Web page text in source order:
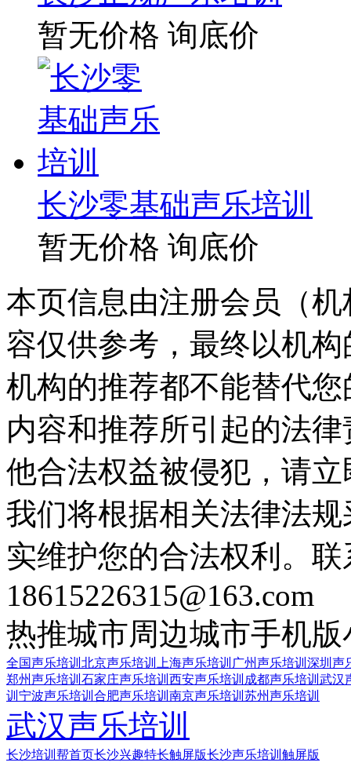
暂无价格 询底价
长沙零基础声乐培训
暂无价格 询底价
本页信息由注册会员（
容仅供参考，最终以机
机构的推荐都不能替代
内容和推荐所引起的法
他合法权益被侵犯，请
我们将根据相关法律法
实维护您的合法权利。
18615226315@163.com
热推城市周边城市手机版
全国声乐培训 北京声乐培训 上海声乐培训 广州声乐培训 深圳声
郑州声乐培训 石家庄声乐培训 西安声乐培训 成都声乐培训 武汉
训 宁波声乐培训 合肥声乐培训 南京声乐培训 苏州声乐培训
武汉声乐培训
长沙培训帮首页长沙兴趣特长触屏版长沙声乐培训触屏版